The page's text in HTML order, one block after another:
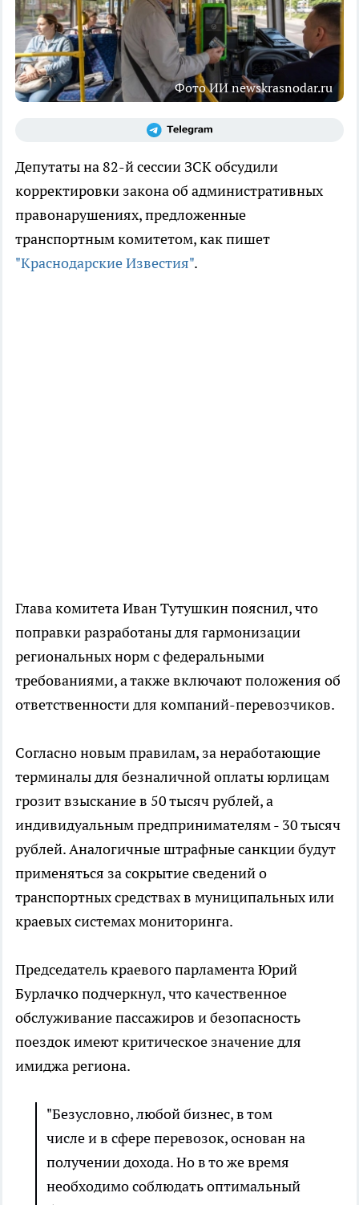
Фото ИИ newskrasnodar.ru
Депутаты на 82-й сессии ЗСК обсудили
корректировки закона об административных
правонарушениях, предложенные
транспортным комитетом, как пишет
"Краснодарские Известия".
Глава комитета Иван Тутушкин пояснил, что
поправки разработаны для гармонизации
региональных норм с федеральными
требованиями, а также включают положения об
ответственности для компаний-перевозчиков.
Согласно новым правилам, за неработающие
терминалы для безналичной оплаты юрлицам
грозит взыскание в 50 тысяч рублей, а
индивидуальным предпринимателям - 30 тысяч
рублей. Аналогичные штрафные санкции будут
применяться за сокрытие сведений о
транспортных средствах в муниципальных или
краевых системах мониторинга.
Председатель краевого парламента Юрий
Бурлачко подчеркнул, что качественное
обслуживание пассажиров и безопасность
поездок имеют критическое значение для
имиджа региона.
"Безусловно, любой бизнес, в том
числе и в сфере перевозок, основан на
получении дохода. Но в то же время
необходимо соблюдать оптимальный